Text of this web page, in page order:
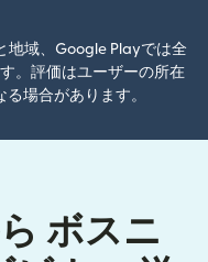
地域、Google Playでは全
。評価はユーザーの所在
場合があります。
ボスニ